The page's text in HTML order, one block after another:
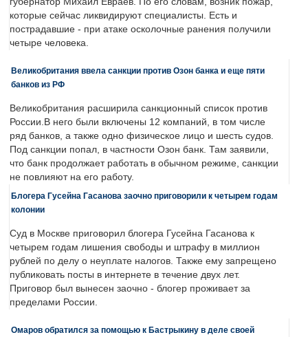
которые сейчас ликвидируют специалисты. Есть и
пострадавшие - при атаке осколочные ранения получили
четыре человека.
Великобритания ввела санкции против Озон банка и еще пяти
банков из РФ
Великобритания расширила санкционный список против
России.В него были включены 12 компаний, в том числе
ряд банков, а также одно физическое лицо и шесть судов.
Под санкции попал, в частности Озон банк. Там заявили,
что банк продолжает работать в обычном режиме, санкции
не повлияют на его работу.
Блогера Гусейна Гасанова заочно приговорили к четырем годам
колонии
Суд в Москве приговорил блогера Гусейна Гасанова к
четырем годам лишения свободы и штрафу в миллион
рублей по делу о неуплате налогов. Также ему запрещено
публиковать посты в интернете в течение двух лет.
Приговор был вынесен заочно - блогер проживает за
пределами России.
Омаров обратился за помощью к Бастрыкину в деле своей